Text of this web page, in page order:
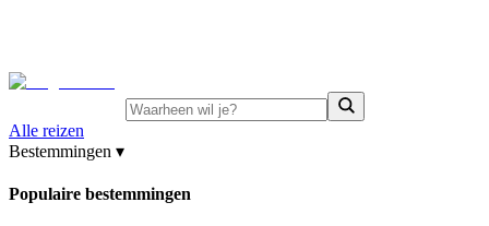
Alle reizen
Bestemmingen ▾
Populaire bestemmingen